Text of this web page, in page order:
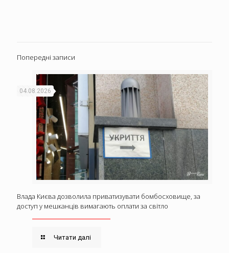
Попередні записи
04.08.2026
Влада Києва дозволила приватизувати бомбосховище, за
доступ у мешканців вимагають оплати за світло
Читати далі